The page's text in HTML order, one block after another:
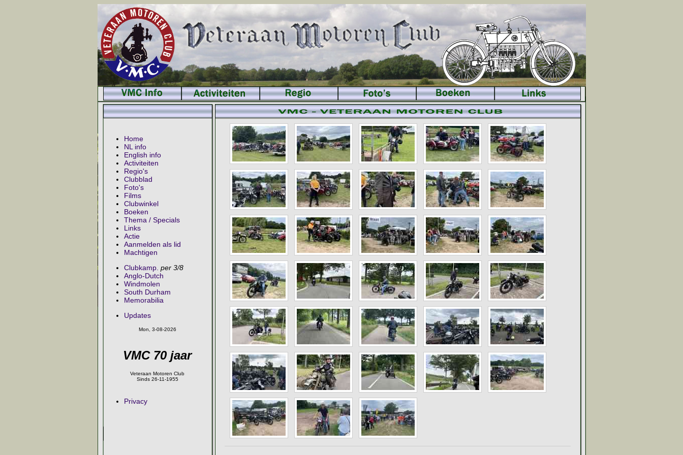
Home
NL info
English info
Activiteiten
Regio's
Clubblad
Foto's
Films
Clubwinkel
Boeken
Thema / Specials
Links
Actie
Aanmelden als lid
Machtigen
Clubkamp. per 3/8
Anglo-Dutch
Windmolen
South Durham
Memorabilia
Updates
Mon, 3-08-2026
VMC 70 jaar
Veteraan Motoren Club
Sinds 26-11-1955
Privacy